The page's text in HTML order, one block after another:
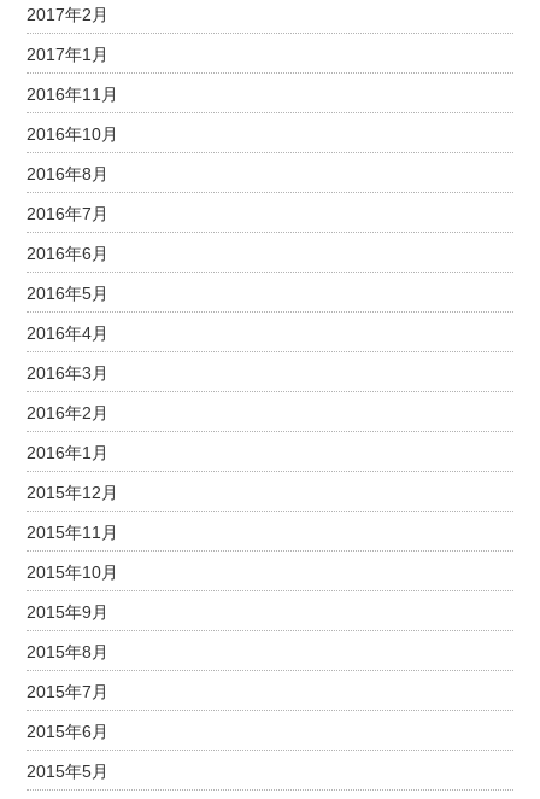
2017年2月
2017年1月
2016年11月
2016年10月
2016年8月
2016年7月
2016年6月
2016年5月
2016年4月
2016年3月
2016年2月
2016年1月
2015年12月
2015年11月
2015年10月
2015年9月
2015年8月
2015年7月
2015年6月
2015年5月